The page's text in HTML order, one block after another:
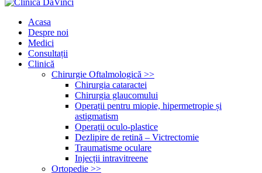
Acasa
Despre noi
Medici
Consultații
Clinică
Chirurgie Oftalmologică >>
Chirurgia cataractei
Chirurgia glaucomului
Operații pentru miopie, hipermetropie și
astigmatism
Operații oculo-plastice
Dezlipire de retină – Victrectomie
Traumatisme oculare
Injecții intravitreene
Ortopedie >>